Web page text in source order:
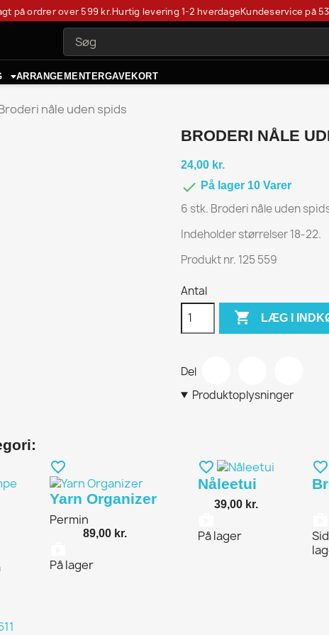
på ordrer over 599 kr.Hurtig levering 1-2 hverdageKundeservice på
ARRANGEMENTERGAVEKORT
nåle uden spids
BRODERI NÅLE
24,00 kr.
 På lager 10 Varer
6 stk. Broderi nåle uden
Indeholder størrelser 18-22.
Produkt nr. 125 559
Antal
 LÆG I
Del
Produktoplysninger
favorite_border
Yarn Organizer
Permin
89,00 kr.
På lager
favorite_border
Nåleetui
39,00 kr.
På lager
favorite_border